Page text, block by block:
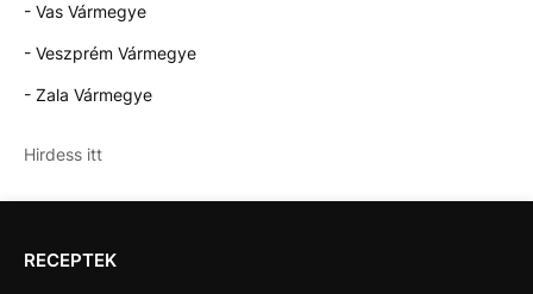
- Vas Vármegye
- Veszprém Vármegye
- Zala Vármegye
Hirdess itt
RECEPTEK